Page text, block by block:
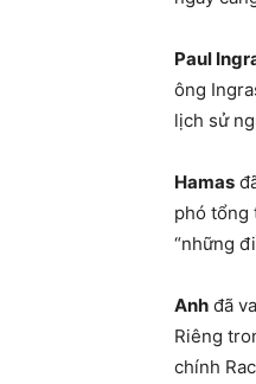
Paul
ông
lịch sử
Hamas
phó tổng
“những
Anh đã
Riêng
chính